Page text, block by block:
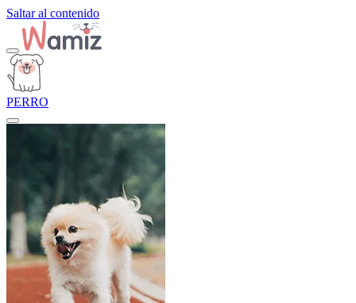
Saltar al contenido
PERRO